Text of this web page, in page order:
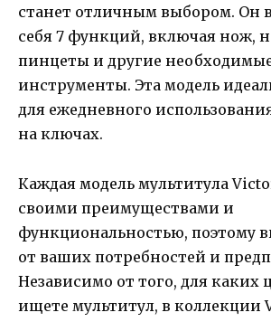
станет отличным выбором. Он
себя 7 функций, включая нож,
пинцеты и другие
инструменты. Эта модель
для ежедневного
на ключах.
Каждая модель мультитула
своими преимуществами и
функциональностью, поэтому
от ваших потребностей и
Независимо от того, для каких
ищете мультитул, в коллекции